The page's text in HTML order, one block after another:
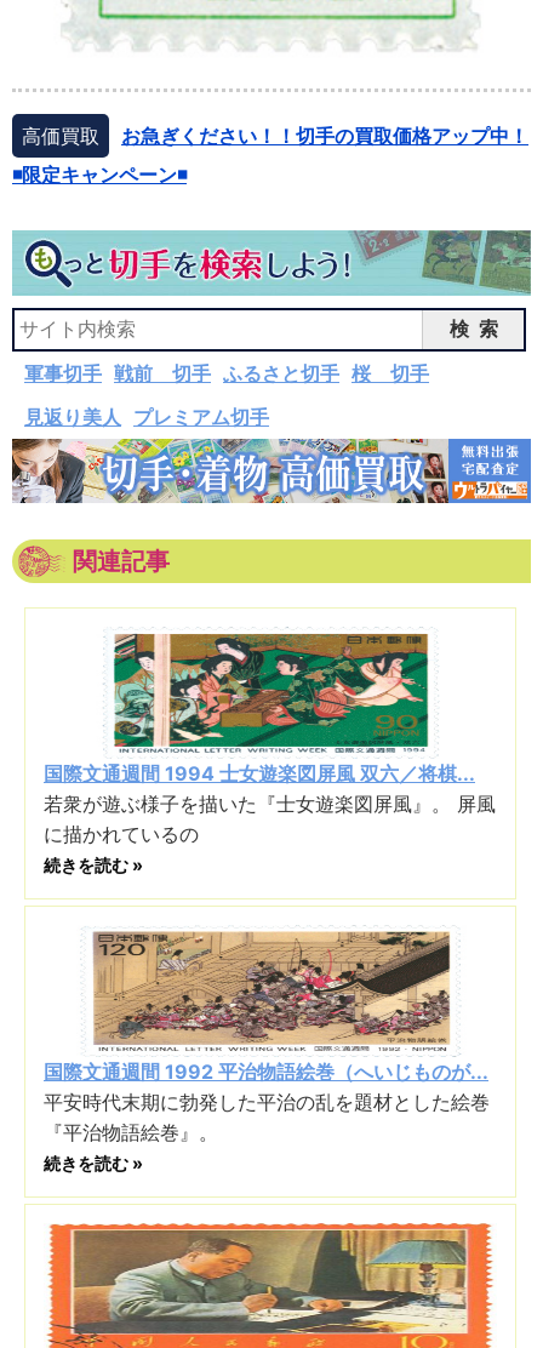
高価買取
お急ぎください！！切手の買取価格アップ中！
◾️限定キャンペーン◾️
検索
軍事切手 戦前 切手 ふるさと切手 桜 切手
見返り美人 プレミアム切手
関連記事
国際文通週間 1994 士女遊楽図屏風 双六／将棋...
若衆が遊ぶ様子を描いた『士女遊楽図屏風』。 屏風
に描かれているの
続きを読む »
国際文通週間 1992 平治物語絵巻（へいじものが...
平安時代末期に勃発した平治の乱を題材とした絵巻
『平治物語絵巻』。
続きを読む »